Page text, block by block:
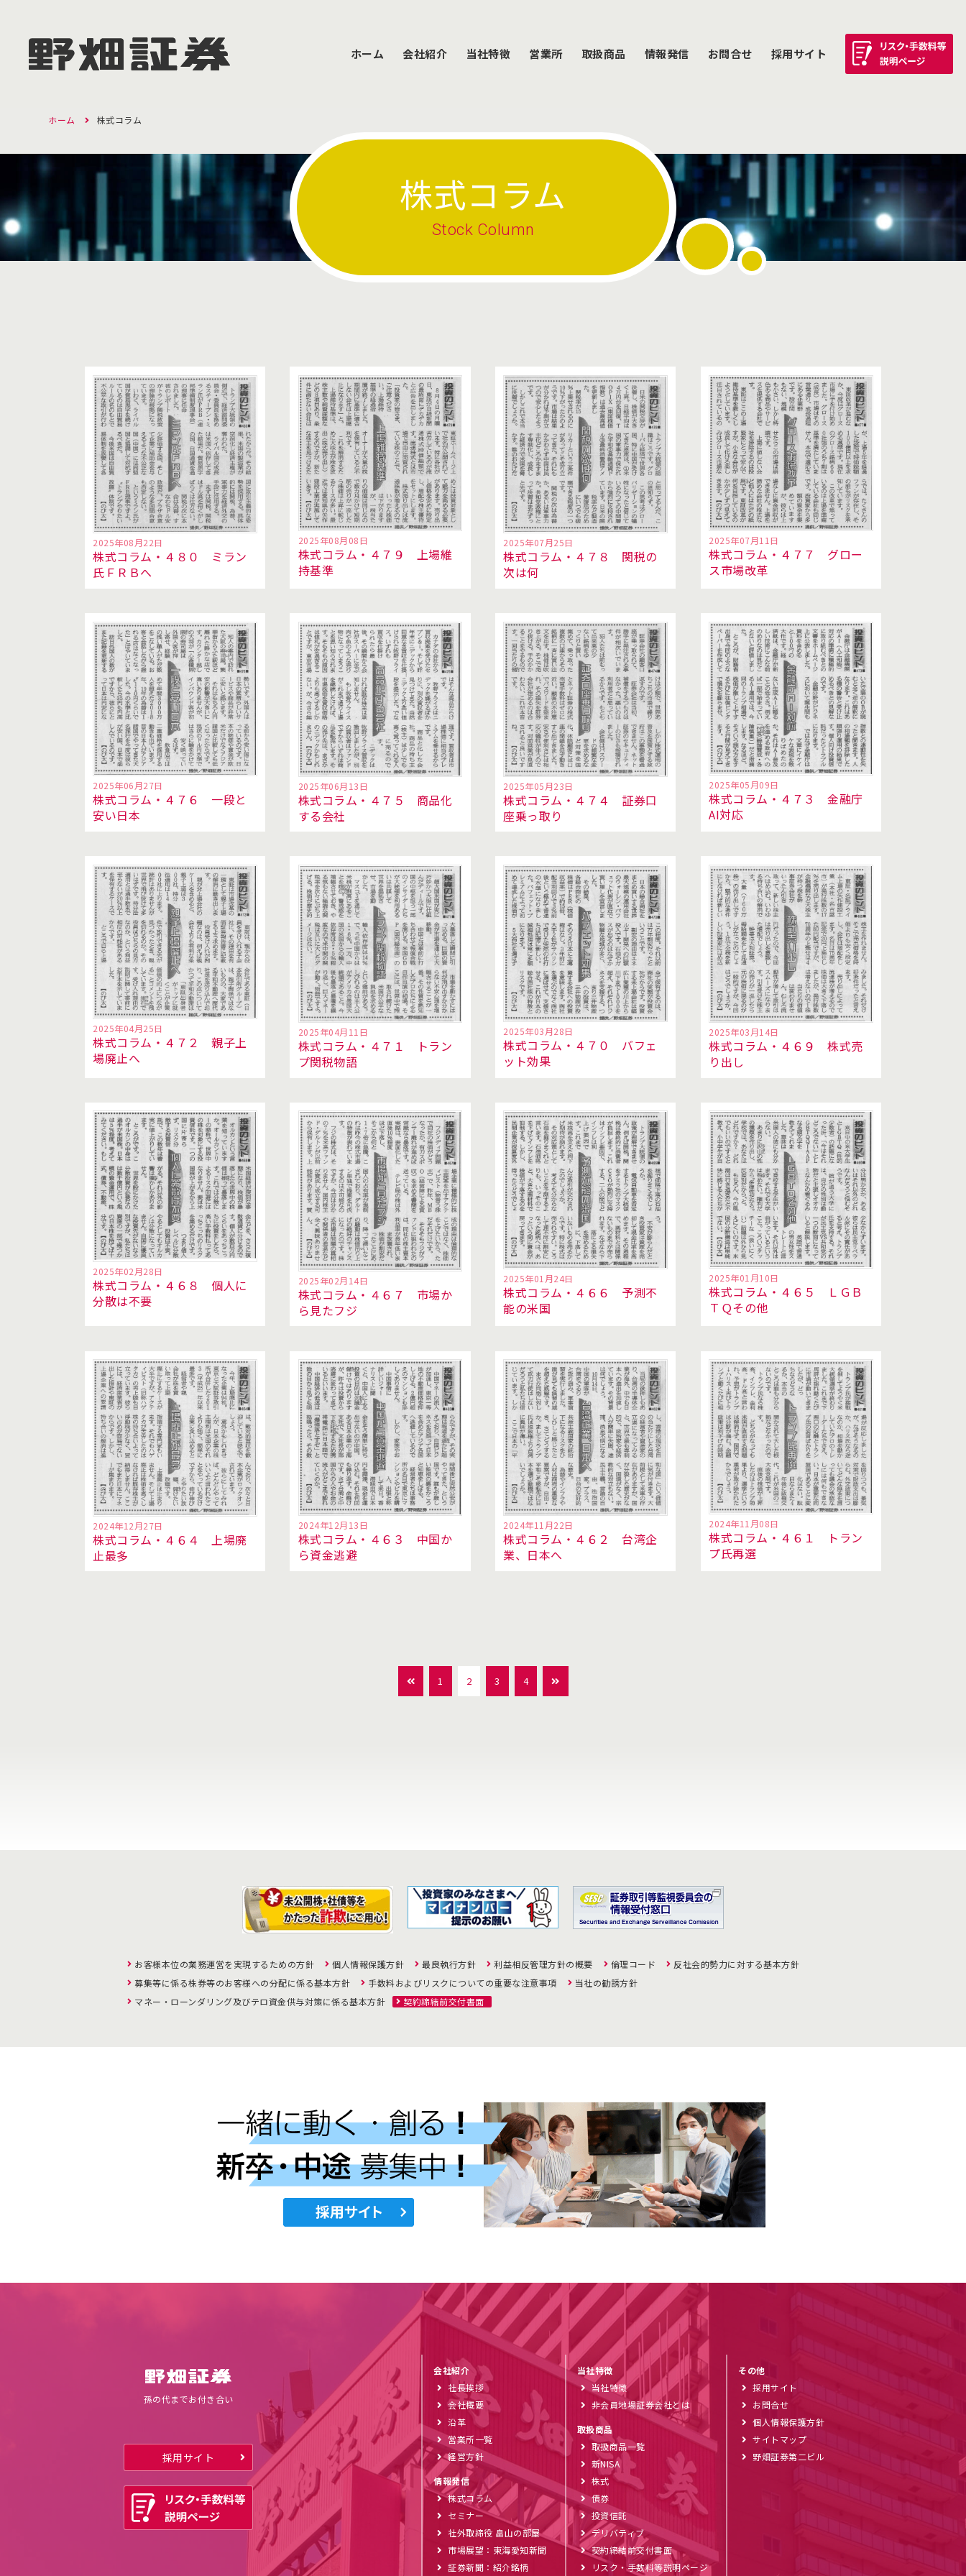
ホーム 会社紹介 当社特徴 営業所 取扱商品 情報発信 お問合せ 採用サイト
ホーム 株式コラム
株式コラム
Stock Column
2025年08月22日
株式コラム・４８０ ミラン
氏ＦＲＢへ
2025年08月08日
株式コラム・４７９ 上場維
持基準
2025年07月25日
株式コラム・４７８ 関税の
次は何
2025年07月11日
株式コラム・４７７ グロー
ス市場改革
2025年06月27日
株式コラム・４７６ 一段と
安い日本
2025年06月13日
株式コラム・４７５ 商品化
する会社
2025年05月23日
株式コラム・４７４ 証券口
座乗っ取り
2025年05月09日
株式コラム・４７３ 金融庁
AI対応
2025年04月25日
株式コラム・４７２ 親子上
場廃止へ
2025年04月11日
株式コラム・４７１ トラン
プ関税物語
2025年03月28日
株式コラム・４７０ バフェ
ット効果
2025年03月14日
株式コラム・４６９ 株式売
り出し
2025年02月28日
株式コラム・４６８ 個人に
分散は不要
2025年02月14日
株式コラム・４６７ 市場か
ら見たフジ
2025年01月24日
株式コラム・４６６ 予測不
能の米国
2025年01月10日
株式コラム・４６５ ＬＧＢ
ＴＱその他
2024年12月27日
株式コラム・４６４ 上場廃
止最多
2024年12月13日
株式コラム・４６３ 中国か
ら資金逃避
2024年11月22日
株式コラム・４６２ 台湾企
業、日本へ
2024年11月08日
株式コラム・４６１ トラン
プ氏再選
1 2 3 4
お客様本位の業務運営を実現するための方針 個人情報保護方針 最良執行方針 利益相反管理方針の概要 倫理コード
反社会的勢力に対する基本方針
募集等に係る株券等のお客様への分配に係る基本方針
手数料およびリスクについての重要な注意事項
当社の勧誘方針
マネー・ローンダリング及びテロ資金供与対策に係る基本方針
契約締結前交付書面
孫の代までお付き合い
採用サイト
会社紹介
社長挨拶
会社概要
沿革
営業所一覧
経営方針
情報発信
株式コラム
セミナー
社外取締役 畠山の部屋
市場展望：東海愛知新聞
証券新聞：紹介銘柄
当社特徴
当社特徴
非会員地場証券会社とは
取扱商品
取扱商品一覧
新NISA
株式
債券
投資信託
デリバティブ
契約締結前交付書面
リスク・手数料等説明ページ
その他
採用サイト
お問合せ
個人情報保護方針
サイトマップ
野畑証券第二ビル